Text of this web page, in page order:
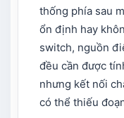
thống phía sau
ổn định hay
switch, nguồn
đều cần được
nhưng kết nối
có thể thiếu